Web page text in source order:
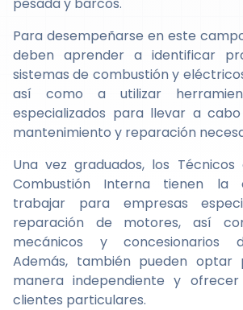
Para desempeñarse en este
deben aprender a identificar
sistemas de combustión y
así como a utilizar
especializados para llevar a
mantenimiento y reparación
Una vez graduados, los Técnicos
Combustión Interna tienen la
trabajar para empresas
reparación de motores, así
mecánicos y concesionarios
Además, también pueden
manera independiente y
clientes particulares.